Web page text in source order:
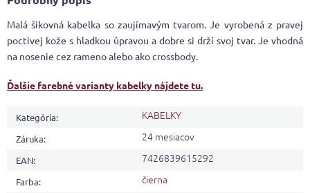
Malá šikovná kabelka so zaujímavým tvarom. Je vyrobená z pravej
poctivej kože s hladkou úpravou a dobre si drží svoj tvar. Je vhodná
na nosenie cez rameno alebo ako crossbody.
Ďalšie farebné varianty kabelky nájdete tu.
Kategória: KABELKY
Záruka: 24 mesiacov
EAN: 7426839615292
Farba: čierna